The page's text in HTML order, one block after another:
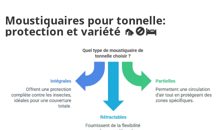
Moustiquaires pour tonnelle:
protection et variété 🦟🚫🛌